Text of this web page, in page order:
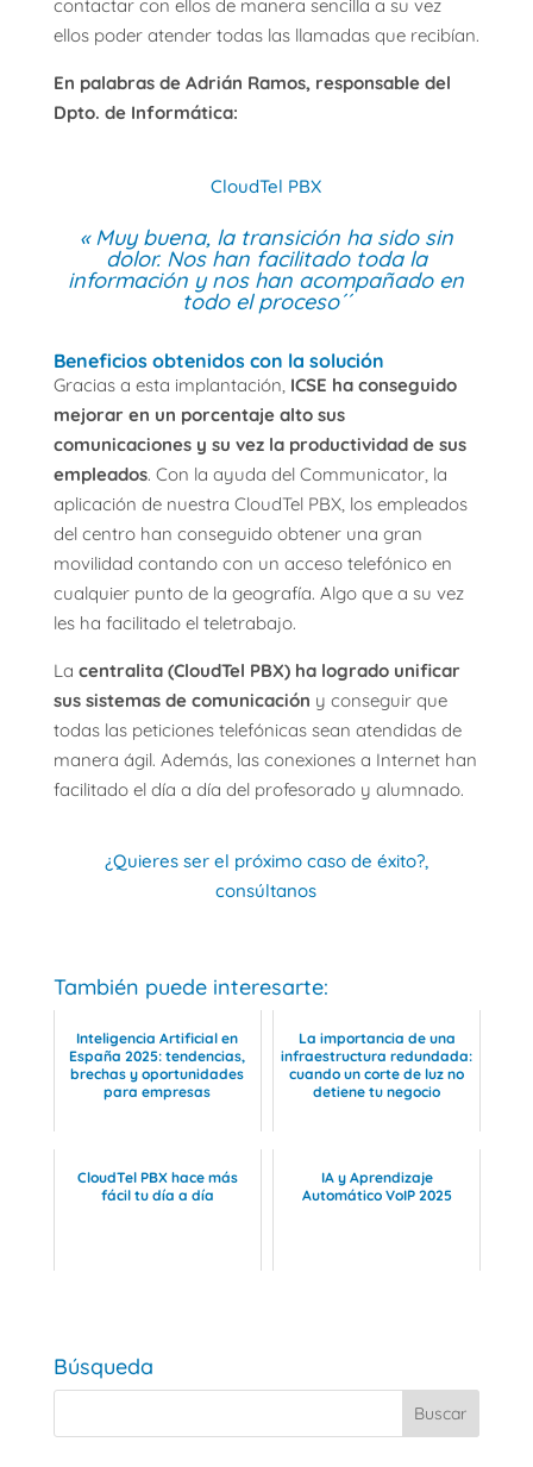
contactar con ellos de manera sencilla a su vez
ellos poder atender todas las llamadas que recibían.
En palabras de Adrián Ramos, responsable del
Dpto. de Informática:
CloudTel PBX
« Muy buena, la transición ha sido sin
dolor. Nos han facilitado toda la
información y nos han acompañado en
todo el proceso´´
Beneficios obtenidos con la solución
Gracias a esta implantación, ICSE ha conseguido
mejorar en un porcentaje alto sus
comunicaciones y su vez la productividad de sus
empleados. Con la ayuda del Communicator, la
aplicación de nuestra CloudTel PBX, los empleados
del centro han conseguido obtener una gran
movilidad contando con un acceso telefónico en
cualquier punto de la geografía. Algo que a su vez
les ha facilitado el teletrabajo.
La centralita (CloudTel PBX) ha logrado unificar
sus sistemas de comunicación y conseguir que
todas las peticiones telefónicas sean atendidas de
manera ágil. Además, las conexiones a Internet han
facilitado el día a día del profesorado y alumnado.
¿Quieres ser el próximo caso de éxito?,
consúltanos
También puede interesarte:
Inteligencia Artificial en
España 2025: tendencias,
brechas y oportunidades
para empresas
La importancia de una
infraestructura redundada:
cuando un corte de luz no
detiene tu negocio
CloudTel PBX hace más
fácil tu día a día
IA y Aprendizaje
Automático VoIP 2025
Búsqueda